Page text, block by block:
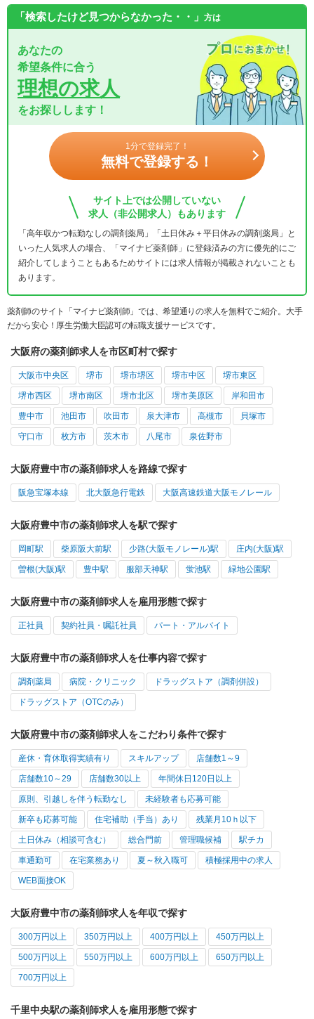
「検索したけど見つからなかった・・」 方は
あなたの
希望条件に合う
理想の求人
をお探しします！
1分で登録完了！
無料で登録する！
サイト上では公開していない
求人（非公開求人）もあります
「高年収かつ転勤なしの調剤薬局」「土日休み＋平日休みの調剤薬局」と
いった人気求人の場合、「マイナビ薬剤師」に登録済みの方に優先的にご
紹介してしまうこともあるためサイトには求人情報が掲載されないことも
あります。
薬剤師のサイト「マイナビ薬剤師」では、希望通りの求人を無料でご紹介。大手
だから安心！厚生労働大臣認可の転職支援サービスです。
大阪府の薬剤師求人を市区町村で探す
大阪市中央区 堺市 堺市堺区 堺市中区 堺市東区
堺市西区 堺市南区 堺市北区 堺市美原区 岸和田市
豊中市 池田市 吹田市 泉大津市 高槻市 貝塚市
守口市 枚方市 茨木市 八尾市 泉佐野市
大阪府豊中市の薬剤師求人を路線で探す
阪急宝塚本線 北大阪急行電鉄 大阪高速鉄道大阪モノレール
大阪府豊中市の薬剤師求人を駅で探す
岡町駅 柴原阪大前駅 少路(大阪モノレール)駅 庄内(大阪)駅
曽根(大阪)駅 豊中駅 服部天神駅 蛍池駅 緑地公園駅
大阪府豊中市の薬剤師求人を雇用形態で探す
正社員 契約社員・嘱託社員 パート・アルバイト
大阪府豊中市の薬剤師求人を仕事内容で探す
調剤薬局 病院・クリニック ドラッグストア（調剤併設）
ドラッグストア（OTCのみ）
大阪府豊中市の薬剤師求人をこだわり条件で探す
産休・育休取得実績有り スキルアップ 店舗数1～9
店舗数10～29 店舗数30以上 年間休日120日以上
原則、引越しを伴う転勤なし 未経験者も応募可能
新卒も応募可能 住宅補助（手当）あり 残業月10ｈ以下
土日休み（相談可含む） 総合門前 管理職候補 駅チカ
車通勤可 在宅業務あり 夏～秋入職可 積極採用中の求人
WEB面接OK
大阪府豊中市の薬剤師求人を年収で探す
300万円以上 350万円以上 400万円以上 450万円以上
500万円以上 550万円以上 600万円以上 650万円以上
700万円以上
千里中央駅の薬剤師求人を雇用形態で探す